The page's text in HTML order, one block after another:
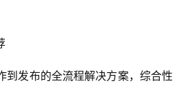
到发布的全流程解决方案，综合性